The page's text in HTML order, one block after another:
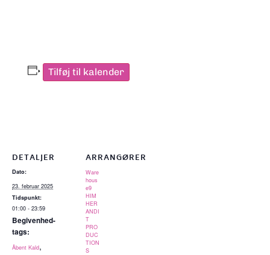
Tilføj til kalender
DETALJER
Dato:
23. februar 2025
Tidspunkt:
01:00 - 23:59
Begivenhed-
tags:
Åbent Kald,
ARRANGØRER
Ware
hous
e9
HIM
HER
ANDI
T
PRO
DUC
TION
S